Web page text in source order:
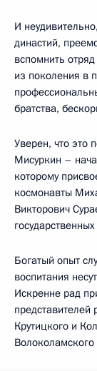
И
династий,
вспомнить
из поколения в
братства,
Уверен, что это
Мисуркин –
которому
космонавты
Викторович
Богатый опыт
воспитания
Искренне рад
представителей
Крутицкого и